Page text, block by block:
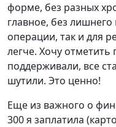
форме, без разных
главное, без лишнего
операции, так и для
легче. Хочу отметить
поддерживали, все
шутили. Это ценно!
Еще из важного о
300 я заплатила